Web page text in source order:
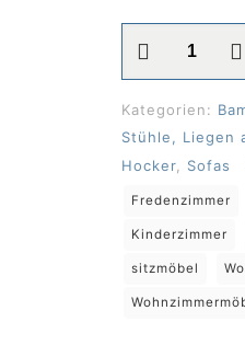
Sessel,
Mod.
"JAVA"
Menge
Kategorien:
Stühle, Liegen
Hocker, Sofas
Fredenzimmer
Kinderzimmer
sitzmöbel